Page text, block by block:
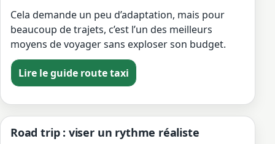
Cela demande un peu d’adaptation, mais pour
beaucoup de trajets, c’est l’un des meilleurs
moyens de voyager sans exploser son budget.
Lire le guide route taxi
Road trip : viser un rythme réaliste